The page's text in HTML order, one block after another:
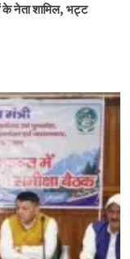
के नेता शामिल, भट्ट